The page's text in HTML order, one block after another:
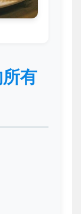
有